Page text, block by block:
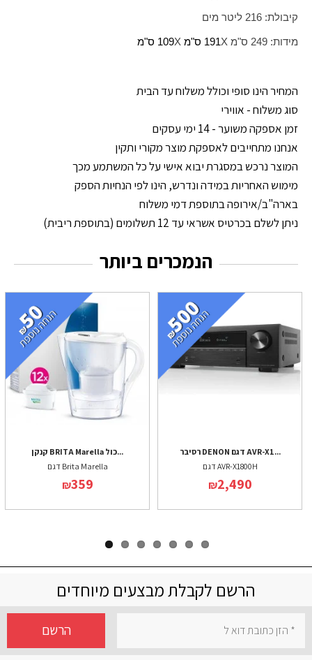
קיבולת: 216 ליטר מים
מידות: 249 ס"מ X191 ס"מ X109 ס"מ
המחיר הינו סופי וכולל משלוח עד הבית
סוג משלוח - אווירי
זמן אספקה משוער - 14 ימי עסקים
אנחנו מתחייבים לאספקת מוצר מקורי ותקין
המוצר נרכש במסגרת יבוא אישי על כל המשתמע מכך
מימוש האחריות במידה ונדרש, הינו לפי הנחיות הספק
בארה"ב/אירופה בתוספת דמי משלוח
ניתן לשלם בכרטיס אשראי עד 12 תשלומים (בתוספת ריבית)
הנמכרים ביותר
קנקן BRITA Marella כול...
דגם Brita Marella
₪359
רסיבר DENON דגם AVR-X1...
דגם AVR-X1800H
₪2,490
הרשם לקבלת מבצעים מיוחדים
הרשם